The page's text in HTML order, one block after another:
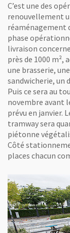
C’est une des
renouvellement
réaménagement
phase
livraison
près de 1000 m²,
une brasserie,
sandwicherie, un
Puis ce sera au
novembre avant
prévu en janvier.
tramway sera
piétonne
Côté
places chacun